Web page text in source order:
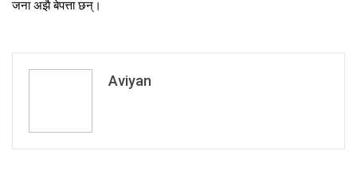
जना अझै बेपत्ता छन्।
Aviyan